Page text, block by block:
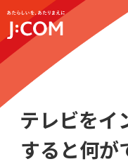
テレビをイ
すると何が